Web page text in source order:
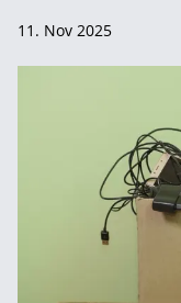
11. Nov 2025